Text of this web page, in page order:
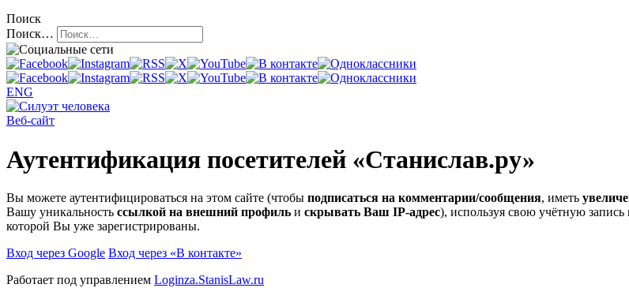
Поиск
Поиск…
ENG
Веб-сайт
Аутентификация посетителей «Станислав.ру»
Вы можете аутентифицироваться на этом сайте (чтобы подписаться на комментарии/сообщения, иметь
Вашу уникальность ссылкой на внешний профиль и скрывать Ваш IP-адрес), используя свою учётную
которой Вы уже зарегистрированы.
Вход через Google Вход через «В контакте»
Работает под управлением Loginza.StanisLaw.ru